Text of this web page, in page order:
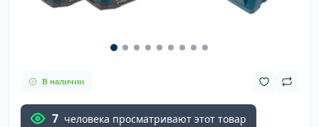
В наличии
7 человека просматривают этот товар